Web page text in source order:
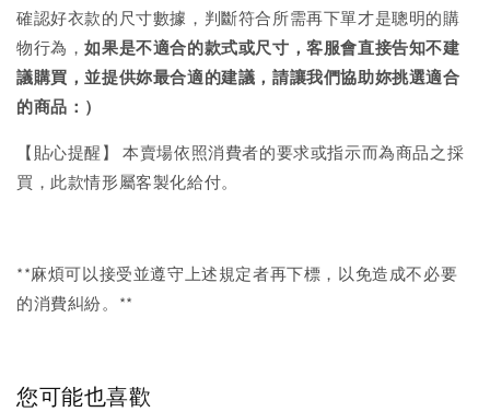
確認好衣款的尺寸數據，判斷符合所需再下單才是聰明的購
物行為，如果是不適合的款式或尺寸，客服會直接告知不建
議購買，並提供妳最合適的建議，請讓我們協助妳挑選適合
的商品：）
【貼心提醒】 本賣場依照消費者的要求或指示而為商品之採
買，此款情形屬客製化給付。
**麻煩可以接受並遵守上述規定者再下標，以免造成不必要
的消費糾紛。**
您可能也喜歡